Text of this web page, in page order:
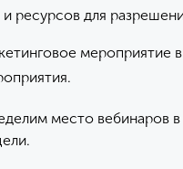
ресурсов для
мероприятие
место вебинаров